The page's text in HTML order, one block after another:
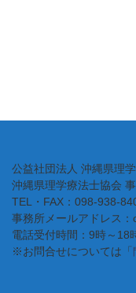
公益社団法人 沖縄県理
沖縄県理学療法士協会
TEL・FAX：098-938-
事務所メールアドレス
電話受付時間：9時～18
※お問合せについては「